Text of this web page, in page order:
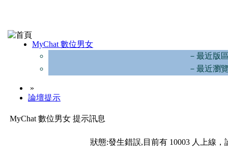
MyChat 數位男女
－最近版
－最近瀏
»
論壇提示
MyChat 數位男女 提示訊息
狀態:發生錯誤,目前有 10003 人上線